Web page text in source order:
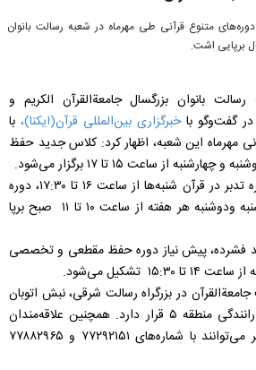
متنوع قرآنی طی مهرماه در شعبه رسالت بانوان
برپایی اشت.
بانوان بزرگسال جامعةالقرآن الکریم و
گفت‌وگو باخبرگزاری بین‌المللی قرآن(ایکنا)، با
مهرماه این شعبه، اظهار کرد: کلاس جدید حفظ
از ساعت ۱۵ تا ۱۷ برگزار می‌شود.
وی ادامه داد: همچنین دوره تدبر در قرآن شنبه‌ها از ساعت ۱۶ تا ۱۷:۳۰، دوره
احکام ویژه بانوان نیز چهارشنبه ودوشنبه هر هفته از ساعت ۱۰ تا ۱۱ صبح برپا
فشرده، پیش نیاز دوره حفظ مقطعی و تخصصی
تشکیل می‌شود.
در بزرگراه رسالت شرقی، نبش اتوبان
باقری، روبروی راهنمایی و رانندگی منطقه ۵ قرار دارد. همچنین علاقه‌مندان
برای دریافت اطلاعات بیشتر می‌توانند با شماره‌های ۷۷۲۹۲۱۵۱ و ۷۷۸۸۲۹۶۵